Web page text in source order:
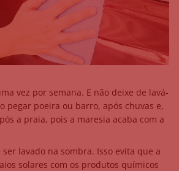
vez por semana. E não deixe de lavá-
pegar poeira ou barro, após chuvas e,
a praia, pois a maresia acaba com a
lavado na sombra. Isso evita que a
solares com os produtos químicos